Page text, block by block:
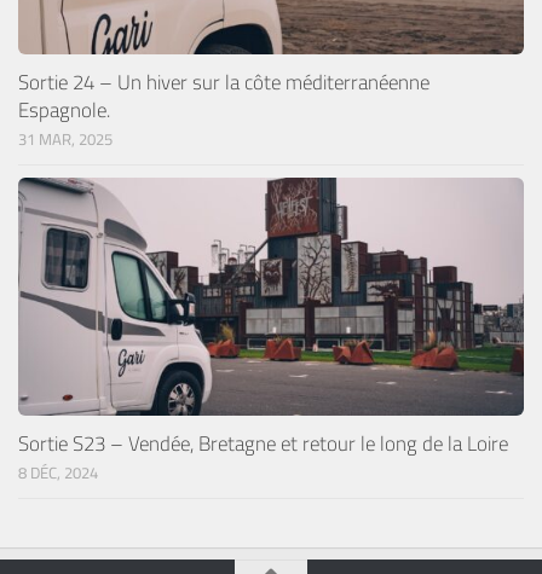
Sortie 24 – Un hiver sur la côte méditerranéenne
Espagnole.
31 MAR, 2025
Sortie S23 – Vendée, Bretagne et retour le long de la Loire
8 DÉC, 2024